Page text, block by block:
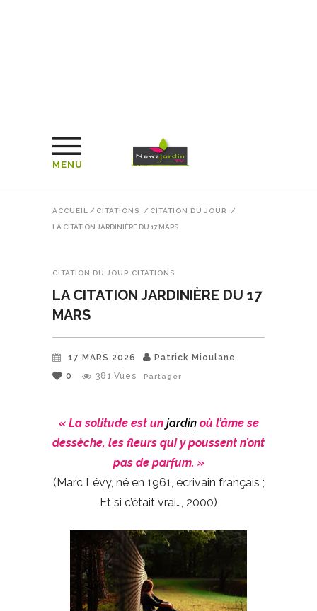
MENU
ACCUEIL / CITATIONS / CITATION DU JOUR /
LA CITATION JARDINIÈRE DU 17 MARS
CITATION DU JOUR CITATIONS
LA CITATION JARDINIÈRE DU 17
MARS
17 MARS 2026
Patrick Mioulane
0
381 Vues Partager
« La solitude est un jardinoù l’âme se
dessèche, les fleurs qui y poussent n’ont
pas de parfum. »
(Marc Lévy, né en 1961, écrivain français ;
Et si c’était vrai…, 2000)